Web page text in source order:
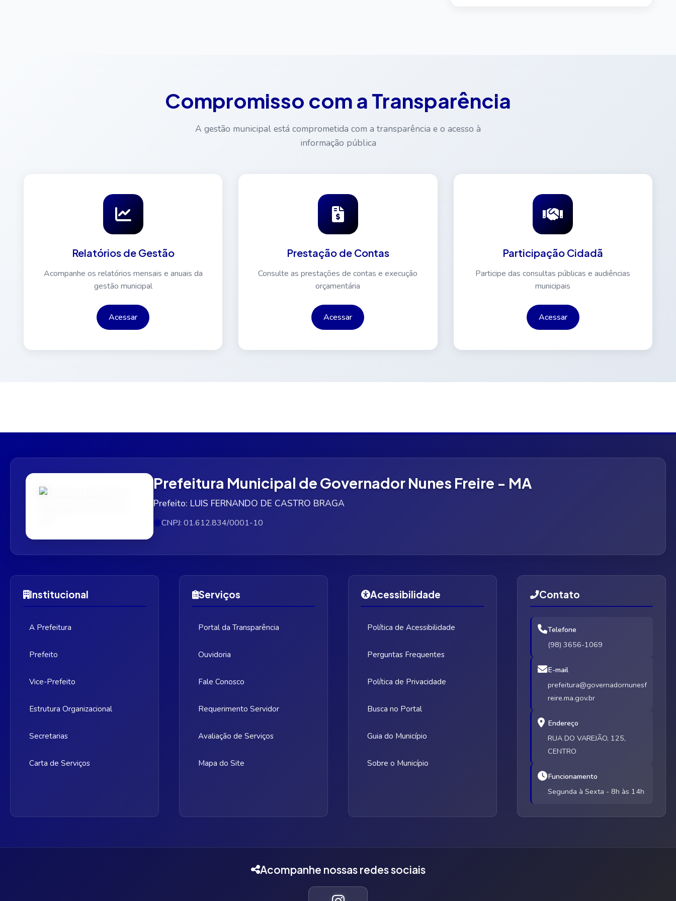
Compromisso com a Transparência
A gestão municipal está comprometida com a transparência e o acesso à
informação pública
Relatórios de Gestão
Acompanhe os relatórios mensais e anuais da
gestão municipal
Acessar
Prestação de Contas
Consulte as prestações de contas e execução
orçamentária
Acessar
Participação Cidadã
Participe das consultas públicas e audiências
municipais
Acessar
Prefeitura Municipal de Governador Nunes Freire - MA
Prefeito: LUIS FERNANDO DE CASTRO BRAGA
CNPJ: 01.612.834/0001-10
Institucional
A Prefeitura
Prefeito
Vice-Prefeito
Estrutura Organizacional
Secretarias
Carta de Serviços
Serviços
Portal da Transparência
Ouvidoria
Fale Conosco
Requerimento Servidor
Avaliação de Serviços
Mapa do Site
Acessibilidade
Política de Acessibilidade
Perguntas Frequentes
Política de Privacidade
Busca no Portal
Guia do Município
Sobre o Município
Contato
Telefone
(98) 3656-1069
E-mail
prefeitura@governadornunesf
reire.ma.gov.br
Endereço
RUA DO VAREJÃO, 125,
CENTRO
Funcionamento
Segunda à Sexta - 8h às 14h
Acompanhe nossas redes sociais